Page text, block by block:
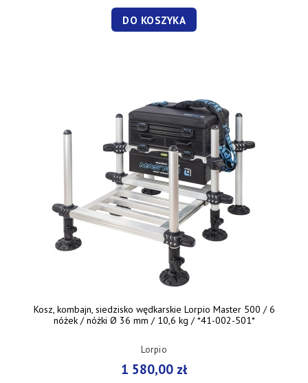
DO KOSZYKA
Kosz, kombajn, siedzisko wędkarskie Lorpio Master 500 / 6
nóżek / nóżki Ø 36 mm / 10,6 kg / *41-002-501*
Lorpio
1 580,00 zł